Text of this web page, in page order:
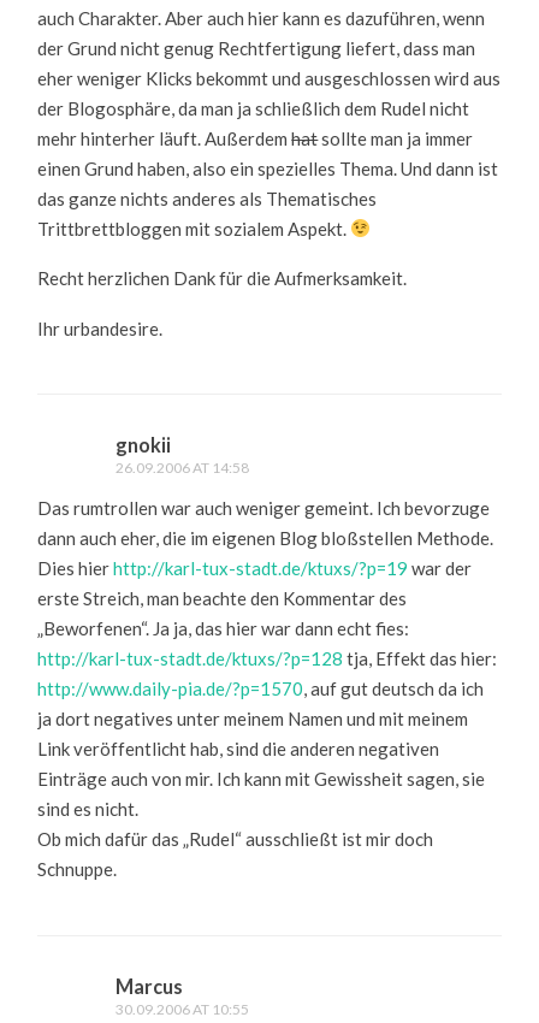
auch Charakter. Aber auch hier kann es dazuführen, wenn
der Grund nicht genug Rechtfertigung liefert, dass man
eher weniger Klicks bekommt und ausgeschlossen wird aus
der Blogosphäre, da man ja schließlich dem Rudel nicht
mehr hinterher läuft. Außerdemhatsollte man ja immer
einen Grund haben, also ein spezielles Thema. Und dann ist
das ganze nichts anderes als Thematisches
Trittbrettbloggen mit sozialem Aspekt.
Recht herzlichen Dank für die Aufmerksamkeit.
Ihr urbandesire.
gnokii
26.09.2006 AT 14:58
Das rumtrollen war auch weniger gemeint. Ich bevorzuge
dann auch eher, die im eigenen Blog bloßstellen Methode.
Dies hierhttp://karl-tux-stadt.de/ktuxs/?p=19 war der
erste Streich, man beachte den Kommentar des
„Beworfenen“. Ja ja, das hier war dann echt fies:
http://karl-tux-stadt.de/ktuxs/?p=128 tja, Effekt das hier:
http://www.daily-pia.de/?p=1570, auf gut deutsch da ich
ja dort negatives unter meinem Namen und mit meinem
Link veröffentlicht hab, sind die anderen negativen
Einträge auch von mir. Ich kann mit Gewissheit sagen, sie
sind es nicht.
Ob mich dafür das „Rudel“ ausschließt ist mir doch
Schnuppe.
Marcus
30.09.2006 AT 10:55